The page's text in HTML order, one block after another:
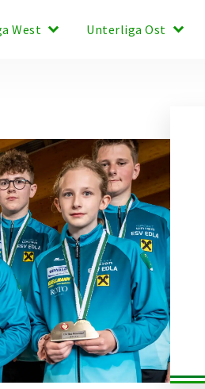
West keyboard_arrow_down Unterliga Ost keyboard_arrow_down